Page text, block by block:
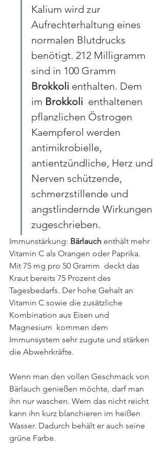
Kalium wird zur
Aufrechterhaltung eines
normalen Blutdrucks
benötigt. 212 Milligramm
sind in 100 Gramm
Brokkoli enthalten. Dem
im Brokkoli
  enthaltenen
pflanzlichen Östrogen
Kaempferol werden
antimikrobielle,
antientzündliche, Herz und
Nerven schützende,
schmerzstillende und
angstlindernde Wirkungen
zugeschrieben.
Immunstärkung: Bärlauch enthält mehr
Vitamin C als Orangen oder Paprika.
Mit 75 mg pro 50 Gramm  deckt das
Kraut bereits 75 Prozent des
Tagesbedarfs. Der hohe Gehalt an
Vitamin C sowie die zusätzliche
Kombination aus Eisen und
Magnesium  kommen dem
Immunsystem sehr zugute und stärken
die Abwehrkräfte.
Wenn man den vollen Geschmack von
Bärlauch genießen möchte, darf man
ihn nur waschen. Wem das nicht reicht
kann ihn kurz blanchieren im heißen
Wasser. Dadurch behält er auch seine
grüne Farbe.